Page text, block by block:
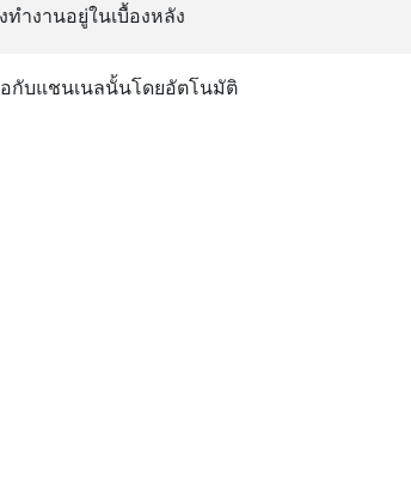
างานอยู่ในเบื้องหลัง
กับแชนเนลนั้นโดยอัตโนมัติ